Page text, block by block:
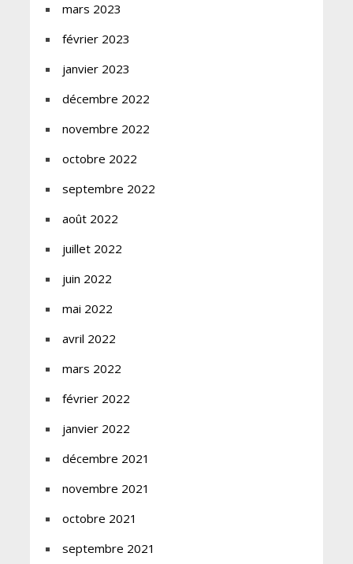
mars 2023
février 2023
janvier 2023
décembre 2022
novembre 2022
octobre 2022
septembre 2022
août 2022
juillet 2022
juin 2022
mai 2022
avril 2022
mars 2022
février 2022
janvier 2022
décembre 2021
novembre 2021
octobre 2021
septembre 2021